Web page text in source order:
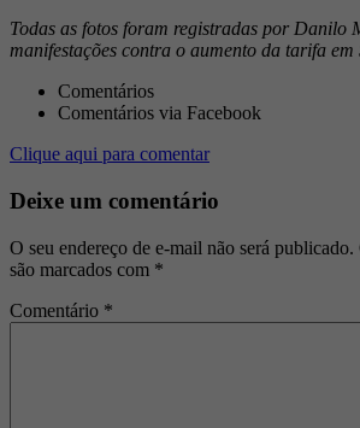
Todas as fotos foram registradas por Danilo
manifestações contra o aumento da tarifa em
Comentários
Comentários via Facebook
Clique aqui para comentar
Deixe um comentário
O seu endereço de e-mail não será publicado.
são marcados com *
Comentário *